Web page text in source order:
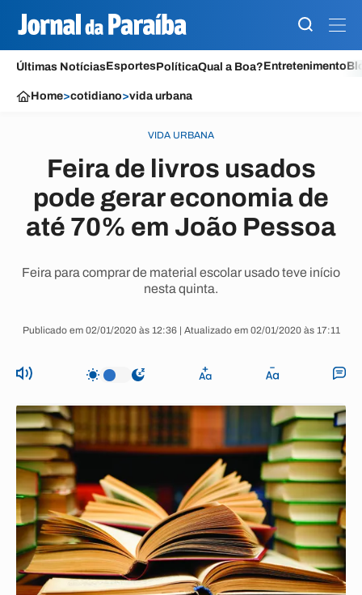
Últimas NotíciasEsportesPolíticaQual a Boa?Entretenimento
Home>cotidiano>vida urbana
VIDA URBANA
Feira de livros usados
pode gerar economia de
até 70% em João Pessoa
Feira para comprar de material escolar usado teve início
nesta quinta.
Publicado em 02/01/2020 às 12:36 | Atualizado em 02/01/2020 às 17:11